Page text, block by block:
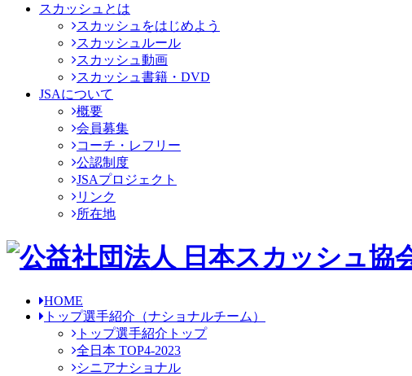
スカッシュとは
スカッシュをはじめよう
スカッシュルール
スカッシュ動画
スカッシュ書籍・DVD
JSAについて
概要
会員募集
コーチ・レフリー
公認制度
JSAプロジェクト
リンク
所在地
HOME
トップ選手紹介 （ナショナルチーム）
トップ選手紹介トップ
全日本 TOP4-2023
シニアナショナル